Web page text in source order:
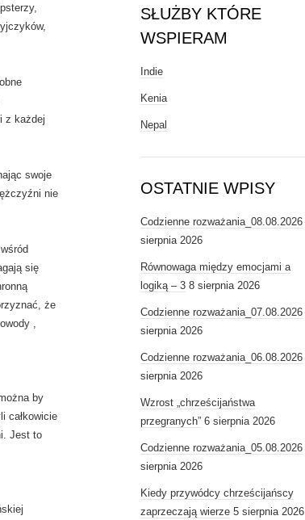
z każdej
swoje
nie
się
że
,
by
całkowicie
Jest to
SŁUŻBY KTÓRE
WSPIERAM
Indie
Kenia
Nepal
OSTATNIE WPISY
Codzienne rozważania_08.08.2026
sierpnia 2026
Równowaga między emocjami a
logiką – 3 8 sierpnia 2026
Codzienne rozważania_07.08.2026
sierpnia 2026
Codzienne rozważania_06.08.2026
sierpnia 2026
Wzrost „chrześcijaństwa
przegranych” 6 sierpnia 2026
Codzienne rozważania_05.08.2026
sierpnia 2026
Kiedy przywódcy chrześcijańscy
zaprzeczają wierze 5 sierpnia 2026